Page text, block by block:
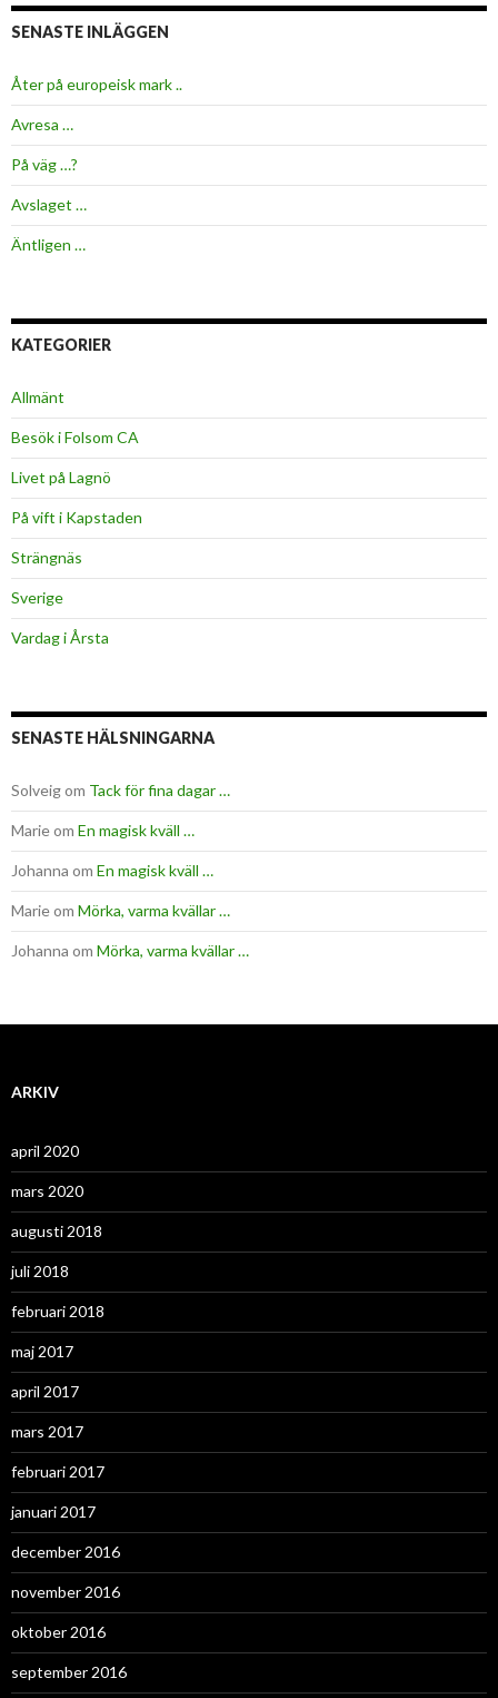
SENASTE INLÄGGEN
Åter på europeisk mark ..
Avresa …
På väg …?
Avslaget …
Äntligen …
KATEGORIER
Allmänt
Besök i Folsom CA
Livet på Lagnö
På vift i Kapstaden
Strängnäs
Sverige
Vardag i Årsta
SENASTE HÄLSNINGARNA
Solveigom Tack för fina dagar …
Marieom En magisk kväll …
Johanna om En magisk kväll …
Marieom Mörka, varma kvällar …
Johanna om Mörka, varma kvällar …
ARKIV
april 2020
mars 2020
augusti 2018
juli 2018
februari 2018
maj 2017
april 2017
mars 2017
februari 2017
januari 2017
december 2016
november 2016
oktober 2016
september 2016